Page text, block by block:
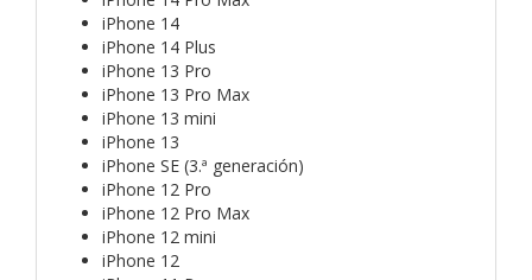
iPhone 14
iPhone 14 Plus
iPhone 13 Pro
iPhone 13 Pro Max
iPhone 13 mini
iPhone 13
iPhone SE (3.ª generación)
iPhone 12 Pro
iPhone 12 Pro Max
iPhone 12 mini
iPhone 12